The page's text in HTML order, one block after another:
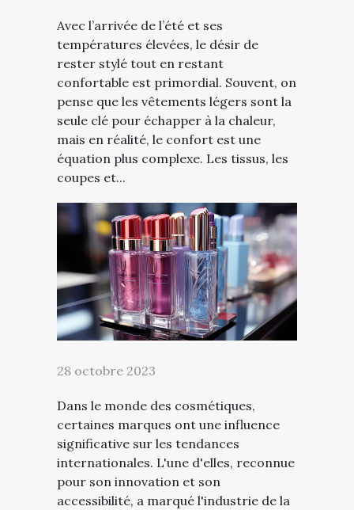
Avec l’arrivée de l’été et ses
températures élevées, le désir de
rester stylé tout en restant
confortable est primordial. Souvent, on
pense que les vêtements légers sont la
seule clé pour échapper à la chaleur,
mais en réalité, le confort est une
équation plus complexe. Les tissus, les
coupes et...
28 octobre 2023
Dans le monde des cosmétiques,
certaines marques ont une influence
significative sur les tendances
internationales. L'une d'elles, reconnue
pour son innovation et son
accessibilité, a marqué l'industrie de la